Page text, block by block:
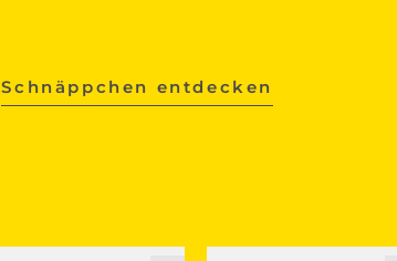
Schnäppchen entdecken